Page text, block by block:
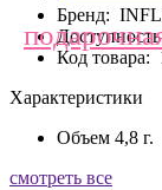
Бренд:
Код товара:
Характеристики
Объем 4,8 г.
смотреть все